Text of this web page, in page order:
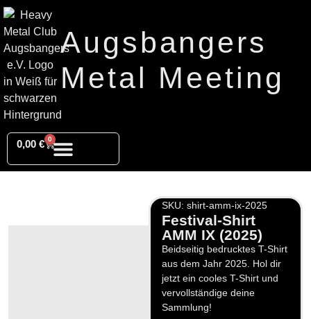
Augsbangers
Metal Meeting
0,00 € 0
SKU: shirt-amm-ix-2025
Festival-Shirt
AMM IX (2025)
Beidseitig bedrucktes T-Shirt
aus dem Jahr 2025. Hol dir
jetzt ein cooles T-Shirt und
vervollständige deine
Sammlung!